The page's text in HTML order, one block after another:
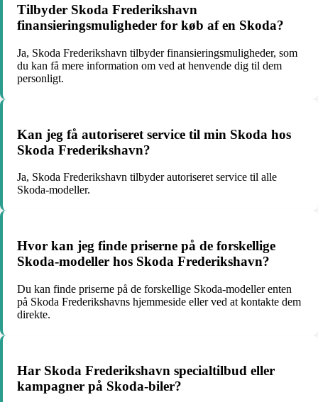
Tilbyder Skoda Frederikshavn
finansieringsmuligheder for køb af en Skoda?
Ja, Skoda Frederikshavn tilbyder finansieringsmuligheder, som
du kan få mere information om ved at henvende dig til dem
personligt.
Kan jeg få autoriseret service til min Skoda hos
Skoda Frederikshavn?
Ja, Skoda Frederikshavn tilbyder autoriseret service til alle
Skoda-modeller.
Hvor kan jeg finde priserne på de forskellige
Skoda-modeller hos Skoda Frederikshavn?
Du kan finde priserne på de forskellige Skoda-modeller enten
på Skoda Frederikshavns hjemmeside eller ved at kontakte dem
direkte.
Har Skoda Frederikshavn specialtilbud eller
kampagner på Skoda-biler?